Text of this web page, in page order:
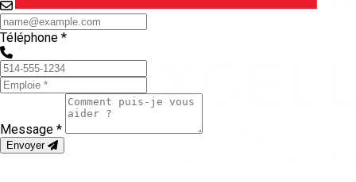
Téléphone *
Message *
Envoyer